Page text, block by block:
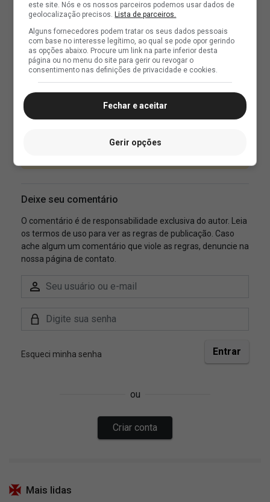
Mais lidas
este site. Nós e os nossos parceiros podemos usar dados de
geolocalização precisos. Lista de parceiros.
Alguns fornecedores podem tratar os seus dados pessoais
com base no interesse legítimo, ao qual se pode opor gerindo
as opções abaixo. Procure um link na parte inferior desta
página ou no menu do site para gerir ou revogar o
consentimento nas definições de privacidade e cookies.
Fechar e aceitar
Gerir opções